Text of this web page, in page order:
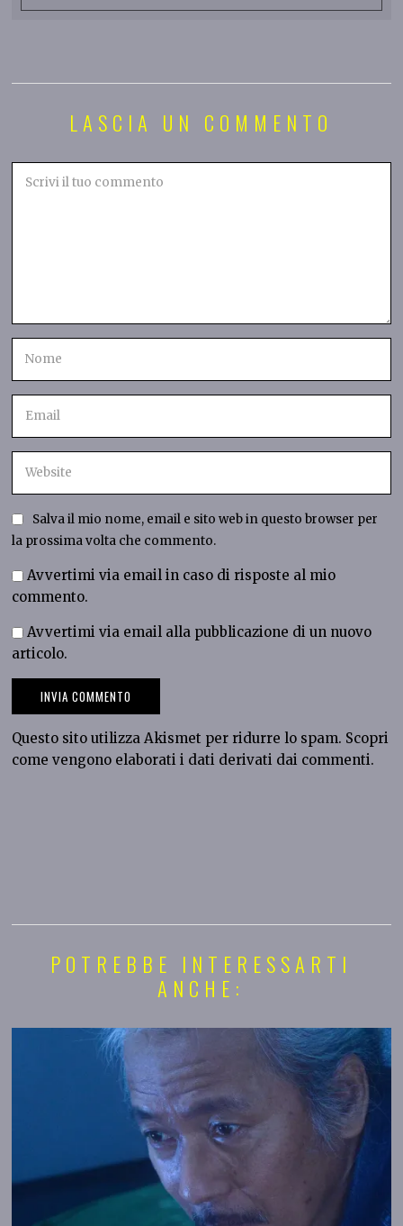
LASCIA UN COMMENTO
Salva il mio nome, email e sito web in questo browser per
la prossima volta che commento.
Avvertimi via email in caso di risposte al mio
commento.
Avvertimi via email alla pubblicazione di un nuovo
articolo.
Questo sito utilizza Akismet per ridurre lo spam. Scopri
come vengono elaborati i dati derivati dai commenti.
POTREBBE INTERESSARTI
ANCHE: